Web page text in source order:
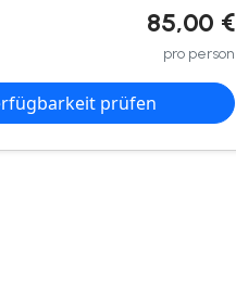
85,00 €
pro person
prüfen